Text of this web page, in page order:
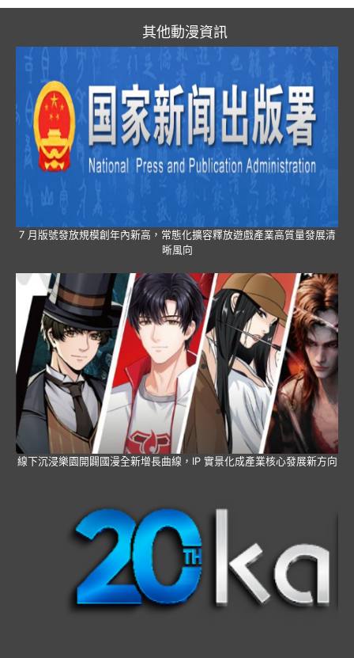
其他動漫資訊
7 月版號發放規模創年內新高，常態化擴容釋放遊戲產業高質量發展清
晰風向
線下沉浸樂園開闢國漫全新增長曲線，IP 實景化成產業核心發展新方向